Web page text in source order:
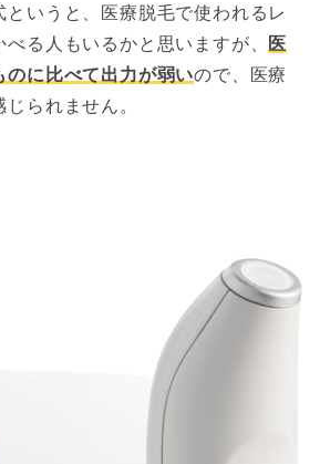
というと、医療脱毛で使われるレ
る人もいるかと思いますが、
医
のに比べて出力が弱いので、医療
られません。